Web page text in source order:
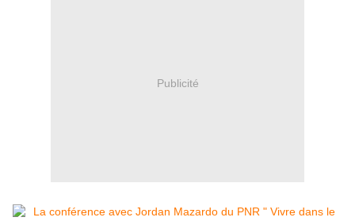
Publicité